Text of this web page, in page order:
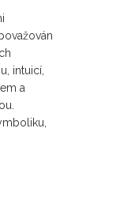
intuicí,
a